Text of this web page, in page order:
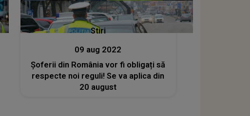
Stiri
09 aug 2022
Şoferii din România vor fi obligați să
respecte noi reguli! Se va aplica din
20 august